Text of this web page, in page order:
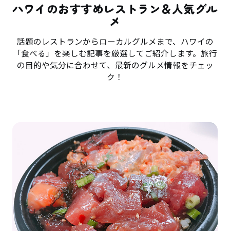
ハワイのおすすめレストラン＆人気グル
メ
話題のレストランからローカルグルメまで、ハワイの
「食べる」を楽しむ記事を厳選してご紹介します。旅行
の目的や気分に合わせて、最新のグルメ情報をチェッ
ク！